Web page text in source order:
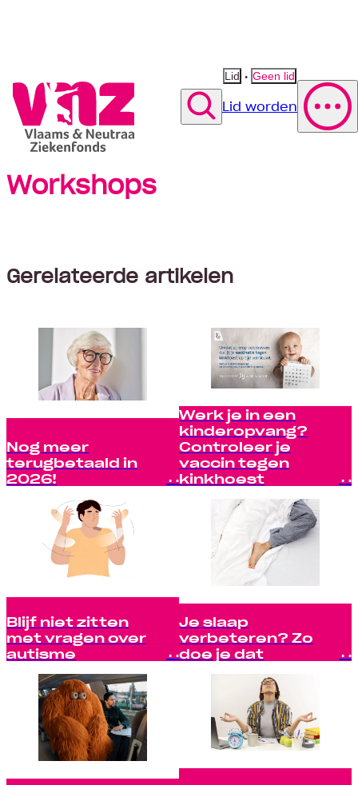
Lid • Geen lid
Lid worden
Polis wijzigen Suggestie
Workshops
Gerelateerde artikelen
Nog meer
terugbetaald in
2026!
Werk je in een
kinderopvang?
Controleer je
vaccin tegen
kinkhoest
Blijf niet zitten
met vragen over
autisme
Je slaap
verbeteren? Zo
doe je dat